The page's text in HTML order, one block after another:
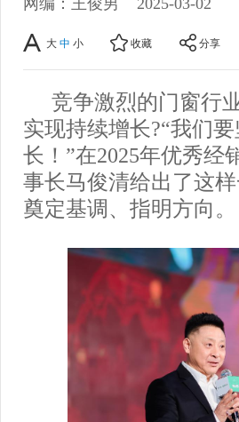
大 中 小 收藏 分享
竞争激烈的门窗行
实现持续增长?“我们
长！”在2025年优秀经
事长马俊清给出了这
奠定基调、指明方向。